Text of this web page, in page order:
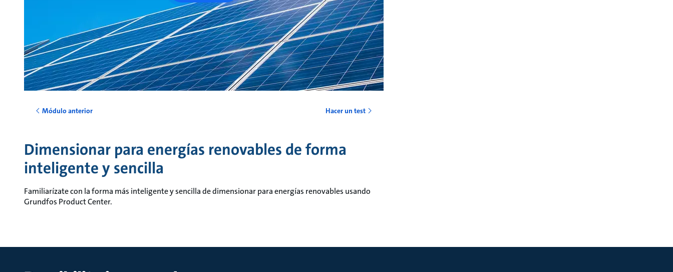
Módulo anterior Hacer un test
Dimensionar para energías renovables de forma
inteligente y sencilla
Familiarízate con la forma más inteligente y sencilla de dimensionar para energías renovables usando
Grundfos Product Center.